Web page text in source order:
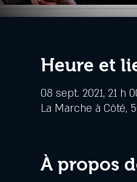
Heure et
08 sept. 2021, 21 h
La Marche à Côté,
À propos